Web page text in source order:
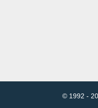
© 1992 -